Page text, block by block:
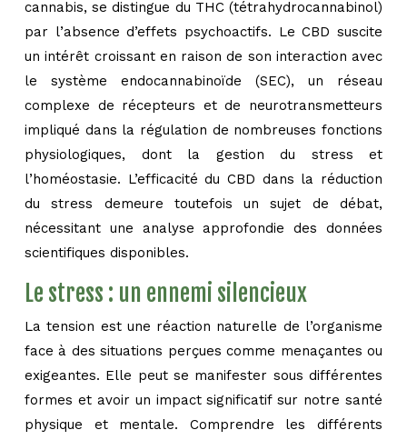
cannabis, se distingue du THC (tétrahydrocannabinol)
par l’absence d’effets psychoactifs. Le CBD suscite
un intérêt croissant en raison de son interaction avec
le système endocannabinoïde (SEC), un réseau
complexe de récepteurs et de neurotransmetteurs
impliqué dans la régulation de nombreuses fonctions
physiologiques, dont la gestion du stress et
l’homéostasie. L’efficacité du CBD dans la réduction
du stress demeure toutefois un sujet de débat,
nécessitant une analyse approfondie des données
scientifiques disponibles.
Le stress : un ennemi silencieux
La tension est une réaction naturelle de l’organisme
face à des situations perçues comme menaçantes ou
exigeantes. Elle peut se manifester sous différentes
formes et avoir un impact significatif sur notre santé
physique et mentale. Comprendre les différents